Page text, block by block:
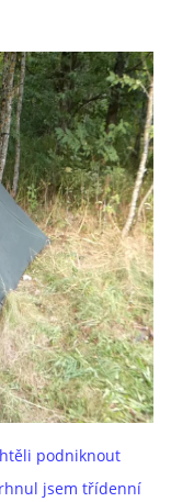
podniknout
jsem třídenní